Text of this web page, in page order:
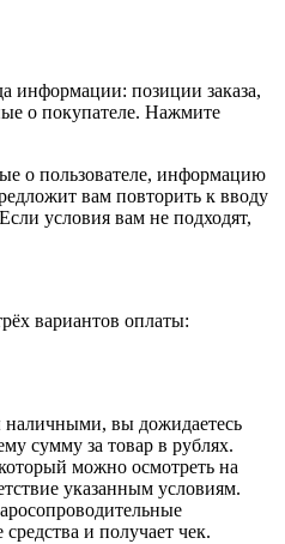
информации: позиции заказа,
о покупателе. Нажмите
о пользователе, информацию
вам повторить к вводу
условия вам не подходят,
вариантов оплаты:
вы дожидаетесь
сумму за товар в рублях.
можно осмотреть на
указанным условиям.
и получает чек.